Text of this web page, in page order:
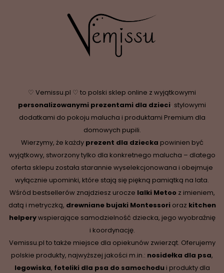
♡ Vemissu.pl ♡ to polski sklep online z wyjątkowymi
personalizowanymi prezentami dla dzieci, stylowymi
dodatkami do pokoju malucha i produktami Premium dla
domowych pupili.
Wierzymy, że każdy prezent dla dziecka powinien być
wyjątkowy, stworzony tylko dla konkretnego malucha – dlatego
oferta sklepu została starannie wyselekcjonowana i obejmuje
wyłącznie upominki, które stają się piękną pamiątką na lata.
Wśród bestsellerów znajdziesz urocze lalki Metoo z imieniem,
datą i metryczką, drewniane bujaki Montessorioraz kitchen
helperywspierające samodzielność dziecka, jego wyobraźnię
i koordynację.
Vemissu.pl to także miejsce dla opiekunów zwierząt. Oferujemy
polskie produkty, najwyższej jakości m.in.: nosidełka dla psa,
legowiska, foteliki dla psa do samochodui produkty dla